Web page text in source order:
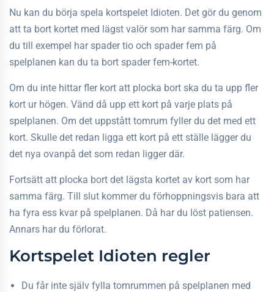
Nu kan du börja spela kortspelet Idioten. Det gör du genom
att ta bort kortet med lägst valör som har samma färg. Om
du till exempel har spader tio och spader fem på
spelplanen kan du ta bort spader fem-kortet.
Om du inte hittar fler kort att plocka bort ska du ta upp fler
kort ur högen. Vänd då upp ett kort på varje plats på
spelplanen. Om det uppstått tomrum fyller du det med ett
kort. Skulle det redan ligga ett kort på ett ställe lägger du
det nya ovanpå det som redan ligger där.
Fortsätt att plocka bort det lägsta kortet av kort som har
samma färg. Till slut kommer du förhoppningsvis bara att
ha fyra ess kvar på spelplanen. Då har du löst patiensen.
Annars har du förlorat.
Kortspelet Idioten regler
Du får inte själv fylla tomrummen på spelplanen med